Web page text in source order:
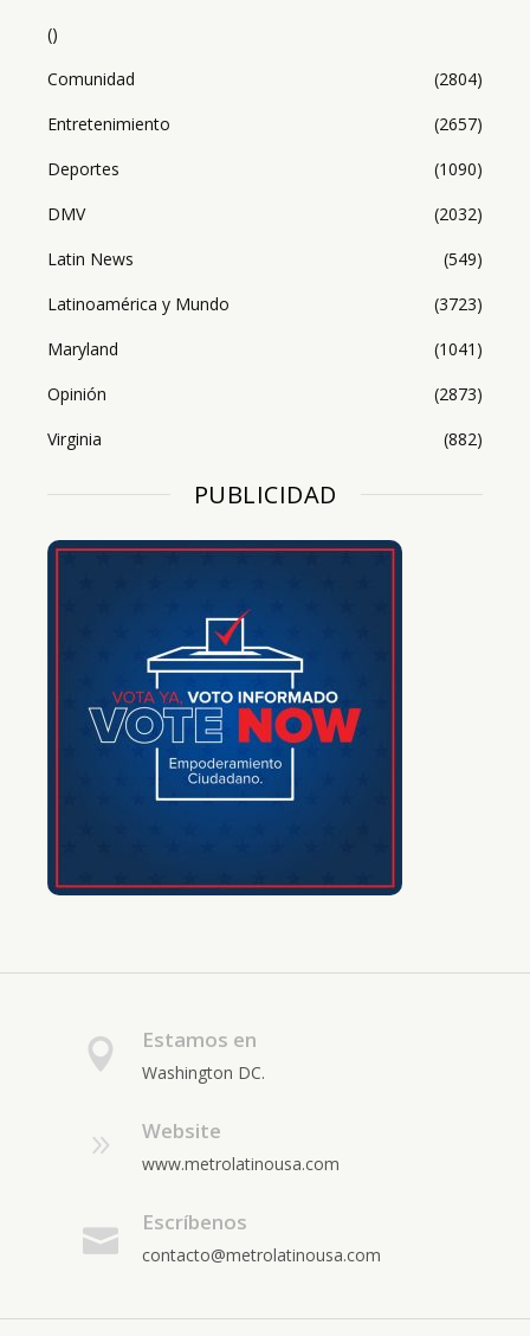
()
Comunidad
(2804)
Entretenimiento
(2657)
Deportes
(1090)
DMV
(2032)
Latin News
(549)
Latinoamérica y Mundo
(3723)
Maryland
(1041)
Opinión
(2873)
Virginia
(882)
PUBLICIDAD
Estamos en
Washington DC.
Website
www.metrolatinousa.com
Escríbenos
contacto@metrolatinousa.com